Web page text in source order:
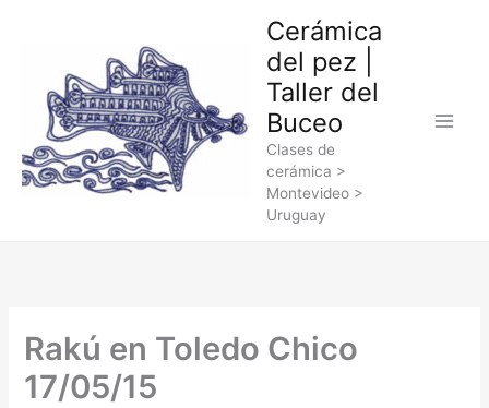
Cerámica
del pez |
Taller del
Buceo
Clases de
cerámica >
Montevideo >
Uruguay
Rakú en Toledo Chico
17/05/15